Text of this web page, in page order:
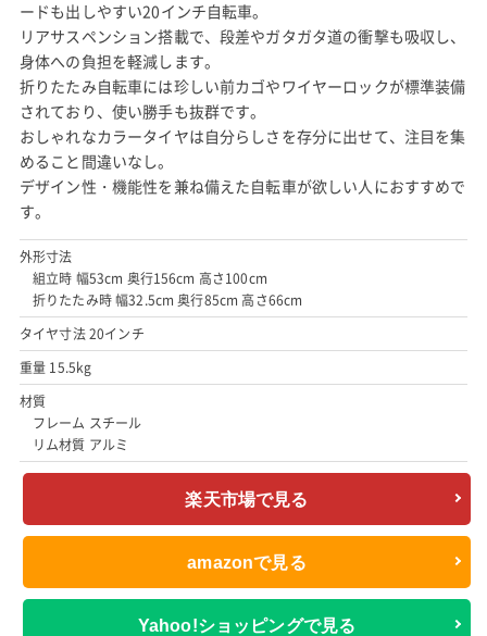
ードも出しやすい20インチ自転車。
リアサスペンション搭載で、段差やガタガタ道の衝撃も吸収し、
身体への負担を軽減します。
折りたたみ自転車には珍しい前カゴやワイヤーロックが標準装備
されており、使い勝手も抜群です。
おしゃれなカラータイヤは自分らしさを存分に出せて、注目を集
めること間違いなし。
デザイン性・機能性を兼ね備えた自転車が欲しい人におすすめで
す。
外形寸法
組立時 幅53cm 奥行156cm 高さ100cm
折りたたみ時 幅32.5cm 奥行85cm 高さ66cm
タイヤ寸法 20インチ
重量 15.5kg
材質
フレーム スチール
リム材質 アルミ
楽天市場で見る
amazonで見る
Yahoo!ショッピングで見る